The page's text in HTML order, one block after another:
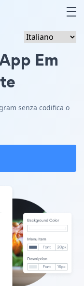
Em
senza codifica o